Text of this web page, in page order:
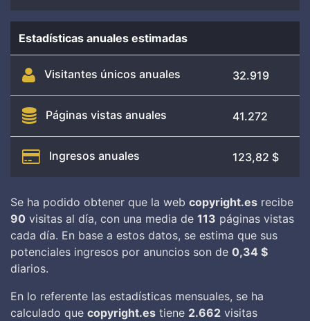
Estadísticas anuales estimadas
Visitantes únicos anuales 32.919
Páginas vistas anuales 41.272
Ingresos anuales 123,82 $
Se ha podido obtener que la web copyright.es recibe
90 visitas al día, con una media de 113 páginas vistas
cada día. En base a estos datos, se estima que sus
potenciales ingresos por anuncios son de 0,34 $
diarios.
En lo referente las estadísticas mensuales, se ha
calculado que copyright.es tiene 2.662 visitas